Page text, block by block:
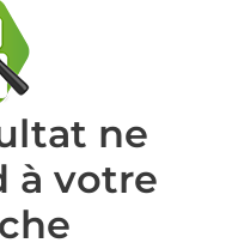
ne
à votre